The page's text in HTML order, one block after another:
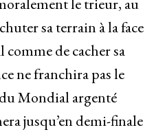
sa terrain à la face
de cacher sa
ne franchira pas le
Mondial argenté
jusqu’en demi-finale